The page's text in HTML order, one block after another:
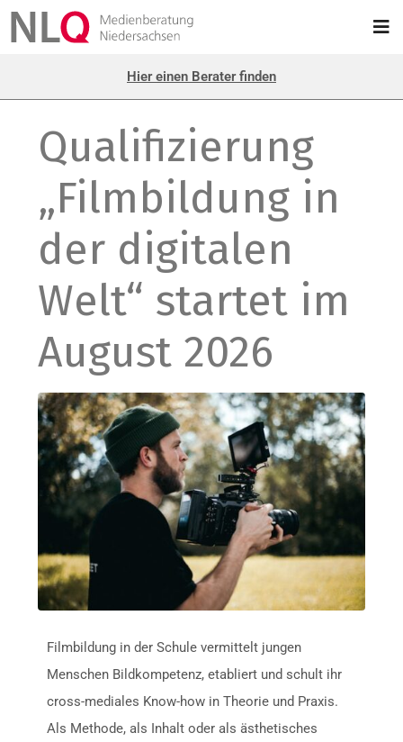
Hier einen Berater finden
Qualifizierung
„Filmbildung in
der digitalen
Welt“ startet im
August 2026
Filmbildung in der Schule vermittelt jungen
Menschen Bildkompetenz, etabliert und schult ihr
cross-mediales Know-how in Theorie und Praxis.
Als Methode, als Inhalt oder als ästhetisches